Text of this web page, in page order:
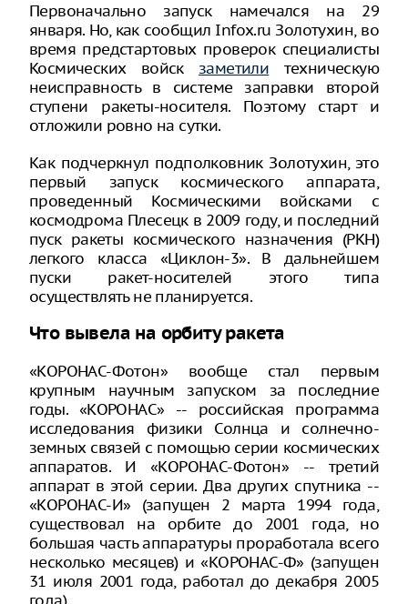
Первоначально запуск намечался на 29
января. Но, как сообщил Infox.ru Золотухин, во
время предстартовых проверок специалисты
Космических войск заметили техническую
неисправность в системе заправки второй
ступени ракеты-носителя. Поэтому старт и
отложили ровно на сутки.
Как подчеркнул подполковник Золотухин, это
первый запуск космического аппарата,
проведенный Космическими войсками с
космодрома Плесецк в 2009 году, и последний
пуск ракеты космического назначения (РКН)
легкого класса «Циклон-3». В дальнейшем
пуски ракет-носителей этого типа
осуществлять не планируется.
Что вывела на орбиту ракета
«КОРОНАС-Фотон» вообще стал первым
крупным научным запуском за последние
годы. «КОРОНАС» -- российская программа
исследования физики Солнца и солнечно-
земных связей с помощью серии космических
аппаратов. И «КОРОНАС-Фотон» -- третий
аппарат в этой серии. Два других спутника --
«КОРОНАС-И» (запущен 2 марта 1994 года,
существовал на орбите до 2001 года, но
большая часть аппаратуры проработала всего
несколько месяцев) и «КОРОНАС-Ф» (запущен
31 июля 2001 года, работал до декабря 2005